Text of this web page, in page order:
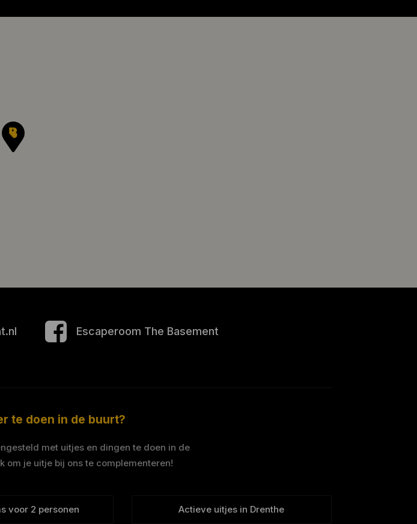
Escaperoom The Basement
te doen in de buurt?
met uitjes en dingen te doen in de
om je uitje bij ons te complementeren!
voor 2 personen Actieve uitjes in Drenthe